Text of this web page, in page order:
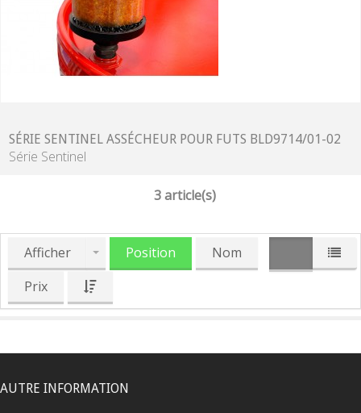
SÉRIE SENTINEL ASSÉCHEUR POUR FUTS BLD9714/01-02
Série Sentinel
3 article(s)
Afficher Position
Nom
Prix
AUTRE INFORMATION